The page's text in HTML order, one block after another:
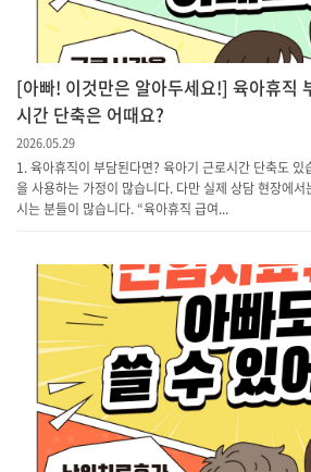
[아빠! 이것만은 알아두세요!] 육아휴직
시간 단축은 어때요?
2026.05.29
1. 육아휴직이 부담된다면? 육아기 근로시간 단축도 있
을 사용하는 가정이 많습니다. 다만 실제 상담 현장에
시는 분들이 많습니다. “육아휴직 급여...